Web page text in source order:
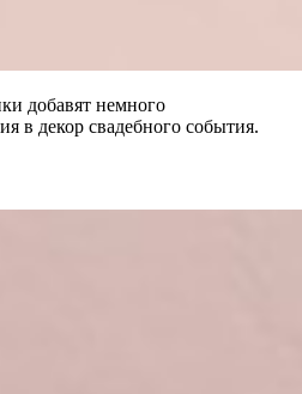
добавят немного
в декор свадебного события.